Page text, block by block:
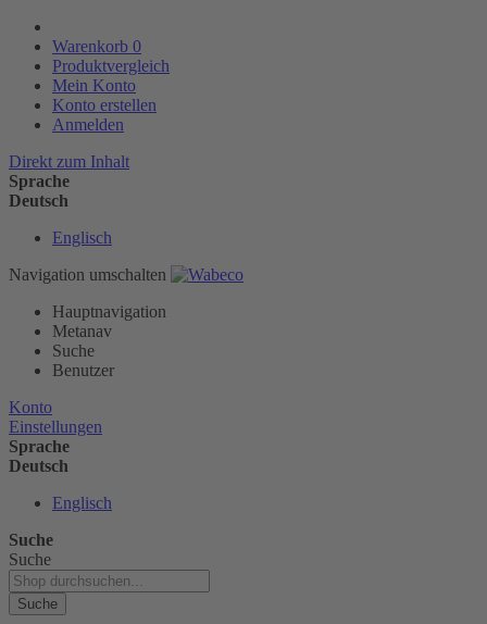
Warenkorb 0
Produktvergleich
Mein Konto
Konto erstellen
Anmelden
Direkt zum Inhalt
Sprache
Deutsch
Englisch
Navigation umschalten
Hauptnavigation
Metanav
Suche
Benutzer
Konto
Einstellungen
Sprache
Deutsch
Englisch
Suche
Suche
Suche